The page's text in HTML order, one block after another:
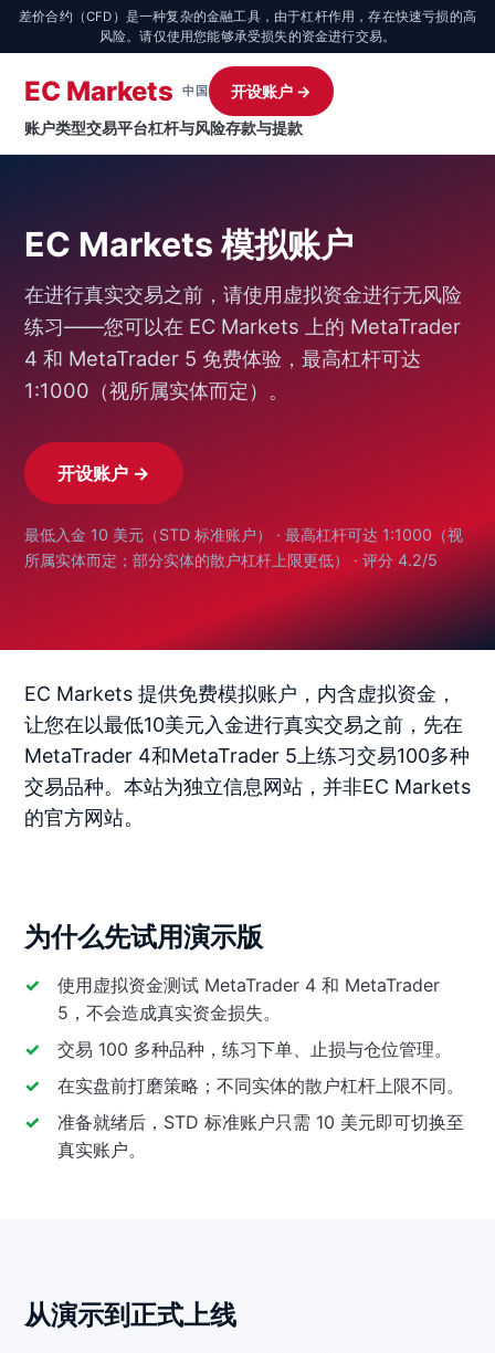
差价合约（CFD）是一种复杂的金融工具，由于杠杆作用，存在快速亏损的高
风险。请仅使用您能够承受损失的资金进行交易。
EC Markets 中国
账户类型交易平台杠杆与风险存款与提款
开设账户 →
EC Markets 模拟账户
在进行真实交易之前，请使用虚拟资金进行无风险
练习——您可以在 EC Markets 上的 MetaTrader
4 和 MetaTrader 5 免费体验，最高杠杆可达
1:1000（视所属实体而定）。
开设账户 →
最低入金 10 美元（STD 标准账户） · 最高杠杆可达 1:1000（视
所属实体而定；部分实体的散户杠杆上限更低） · 评分 4.2/5
EC Markets 提供免费模拟账户，内含虚拟资金，
让您在以最低10美元入金进行真实交易之前，先在
MetaTrader 4和MetaTrader 5上练习交易100多种
交易品种。本站为独立信息网站，并非EC Markets
的官方网站。
为什么先试用演示版
使用虚拟资金测试 MetaTrader 4 和 MetaTrader
5，不会造成真实资金损失。
交易 100 多种品种，练习下单、止损与仓位管理。
在实盘前打磨策略；不同实体的散户杠杆上限不同。
准备就绪后，STD 标准账户只需 10 美元即可切换至
真实账户。
从演示到正式上线